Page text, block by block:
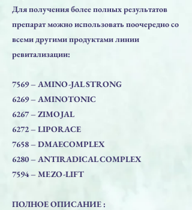
Для получения более полных результатов
препарат можно использовать поочередно со
всеми другими продуктами линии
ревитализации:
7569 – AMINO-JAL STRONG
6269 – AMINOTONIC
6267 – ZIMOJAL
6272 – LIPORACE
7658 – DMAECOMPLEX
6280 – ANTIRADICAL COMPLEX
7594 – MEZO-LIFT
ПОЛНОЕ ОПИСАНИЕ :